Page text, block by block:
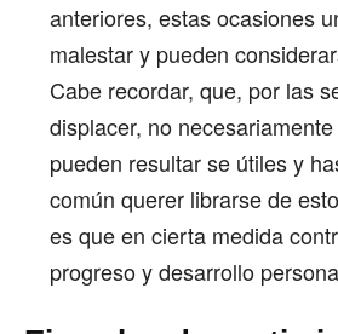
anteriores, estas ocasiones
malestar y pueden
Cabe recordar, que, por las
displacer, no
pueden resultar se útiles y
común querer librarse de
es que en cierta medida
progreso y desarrollo